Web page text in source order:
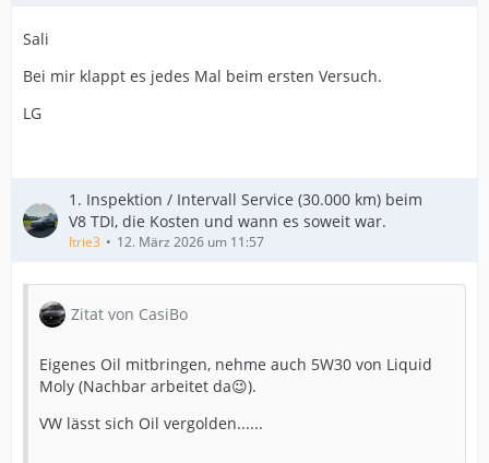
Sali
Bei mir klappt es jedes Mal beim ersten Versuch.
LG
1. Inspektion / Intervall Service (30.000 km) beim
V8 TDI, die Kosten und wann es soweit war.
Itrie3 12. März 2026 um 11:57
Zitat von CasiBo
Eigenes Oil mitbringen, nehme auch 5W30 von Liquid
Moly (Nachbar arbeitet da😉).
VW lässt sich Oil vergolden......